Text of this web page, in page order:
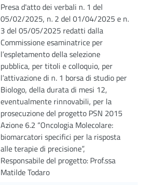
Presa d'atto dei verbali n. 1 del
05/02/2025, n. 2 del 01/04/2025 e n.
3 del 05/05/2025 redatti dalla
Commissione esaminatrice per
l’espletamento della selezione
pubblica, per titoli e colloquio, per
l’attivazione di n. 1 borsa di studio per
Biologo, della durata di mesi 12,
eventualmente rinnovabili, per la
prosecuzione del progetto PSN 2015
Azione 6.2 “Oncologia Molecolare:
biomarcatori specifici per la risposta
alle terapie di precisione”,
Responsabile del progetto: Prof.ssa
Matilde Todaro